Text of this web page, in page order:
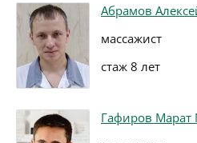
Абрамов
массажист
стаж 8 лет
Гафиров Марат